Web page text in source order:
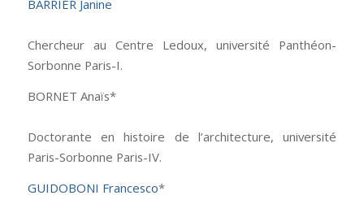
BARRIER Janine
Chercheur au Centre Ledoux, université Panthéon-
Sorbonne Paris-I.
BORNET Anaïs*
Doctorante en histoire de l’architecture, université
Paris-Sorbonne Paris-IV.
GUIDOBONI Francesco*